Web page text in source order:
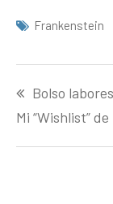
Frankenstein
de
entradas
Bolso labores
Mi “Wishlist”